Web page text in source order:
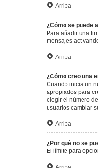
Arriba
¿Cómo se puede
Para añadir una
mensajes
Arriba
¿Cómo creo una
Cuando inicia un
apropiados para
elegir el número
usuarios cambiar
Arriba
¿Por qué no se
El límite para